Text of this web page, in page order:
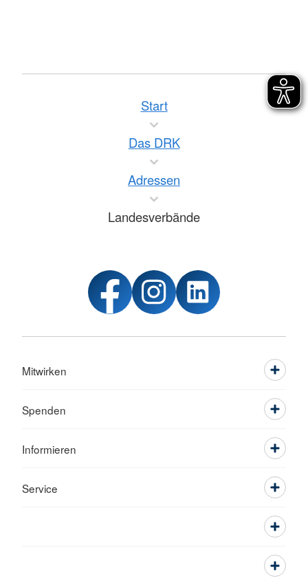
Start
Das DRK
Adressen
Landesverbände
Mitwirken
Spenden
Informieren
Service